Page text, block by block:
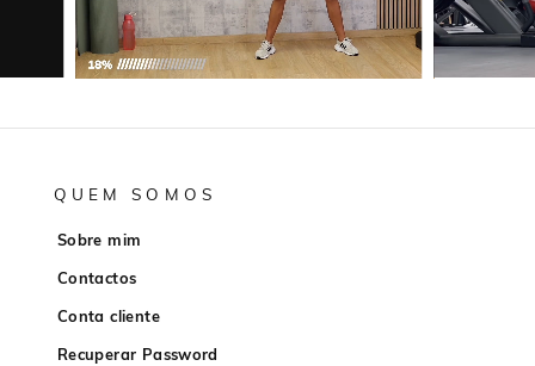
QUEM SOMOS
Sobre mim
Contactos
Conta cliente
Recuperar Password